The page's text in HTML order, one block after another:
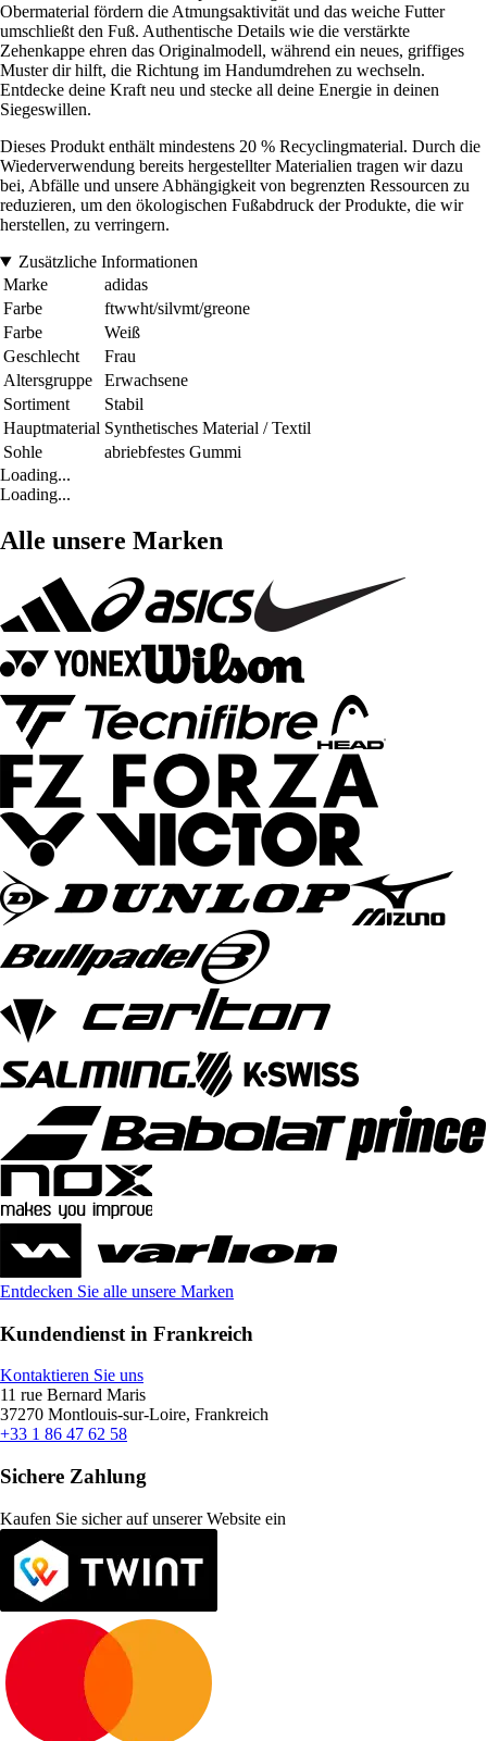
Obermaterial fördern die Atmungsaktivität und das weiche Futter
umschließt den Fuß. Authentische Details wie die verstärkte
Zehenkappe ehren das Originalmodell, während ein neues, griffiges
Muster dir hilft, die Richtung im Handumdrehen zu wechseln.
Entdecke deine Kraft neu und stecke all deine Energie in deinen
Siegeswillen.
Dieses Produkt enthält mindestens 20 % Recyclingmaterial. Durch die
Wiederverwendung bereits hergestellter Materialien tragen wir dazu
bei, Abfälle und unsere Abhängigkeit von begrenzten Ressourcen zu
reduzieren, um den ökologischen Fußabdruck der Produkte, die wir
herstellen, zu verringern.
Zusätzliche Informationen
Marke
adidas
Farbe
ftwwht/silvmt/greone
Farbe
Weiß
Geschlecht
Frau
Altersgruppe
Erwachsene
Sortiment
Stabil
Hauptmaterial Synthetisches Material / Textil
Sohle
abriebfestes Gummi
Loading...
Loading...
Alle unsere Marken
Entdecken Sie alle unsere Marken
Kundendienst in Frankreich
Kontaktieren Sie uns
11 rue Bernard Maris
37270 Montlouis-sur-Loire, Frankreich
+33 1 86 47 62 58
Sichere Zahlung
Kaufen Sie sicher auf unserer Website ein